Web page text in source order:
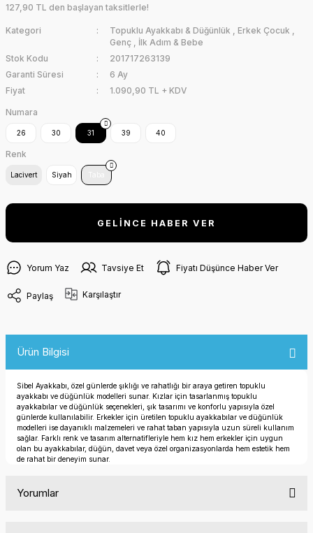
127,90 TL den başlayan taksitlerle!
Kategori Topuklu Ayakkabı & Düğünlük , Erkek Çocuk ,
Genç , İlk Adım & Bebe
Stok Kodu
201717263139
Garanti Süresi
6 Ay
Fiyat
1.090,90 TL + KDV
Numara
26 30 31 39 40
Renk
Lacivert Siyah
GELİNCE HABER VER
Yorum Yaz Tavsiye Et Fiyatı Düşünce Haber Ver
Paylaş Karşılaştır
Ürün Bilgisi
Sibel Ayakkabı, özel günlerde şıklığı ve rahatlığı bir araya getiren topuklu
ayakkabı ve düğünlük modelleri sunar. Kızlar için tasarlanmış topuklu
ayakkabılar ve düğünlük seçenekleri, şık tasarımı ve konforlu yapısıyla özel
günlerde kullanılabilir. Erkekler için üretilen topuklu ayakkabılar ve düğünlük
modelleri ise dayanıklı malzemeleri ve rahat taban yapısıyla uzun süreli kullanım
sağlar. Farklı renk ve tasarım alternatifleriyle hem kız hem erkekler için uygun
olan bu ayakkabılar, düğün, davet veya özel organizasyonlarda hem estetik hem
de rahat bir deneyim sunar.
Yorumlar